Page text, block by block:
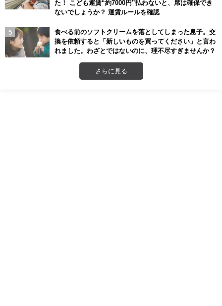
た！ こども運賃“約7000円”払わないと、席は確保でき
ないでしょうか？ 運賃ルールを確認
食べる前のソフトクリームを落としてしまった息子。交
換を依頼すると「新しいものを買ってください」と言わ
れました。わざとではないのに、理不尽すぎませんか？
さらに見る